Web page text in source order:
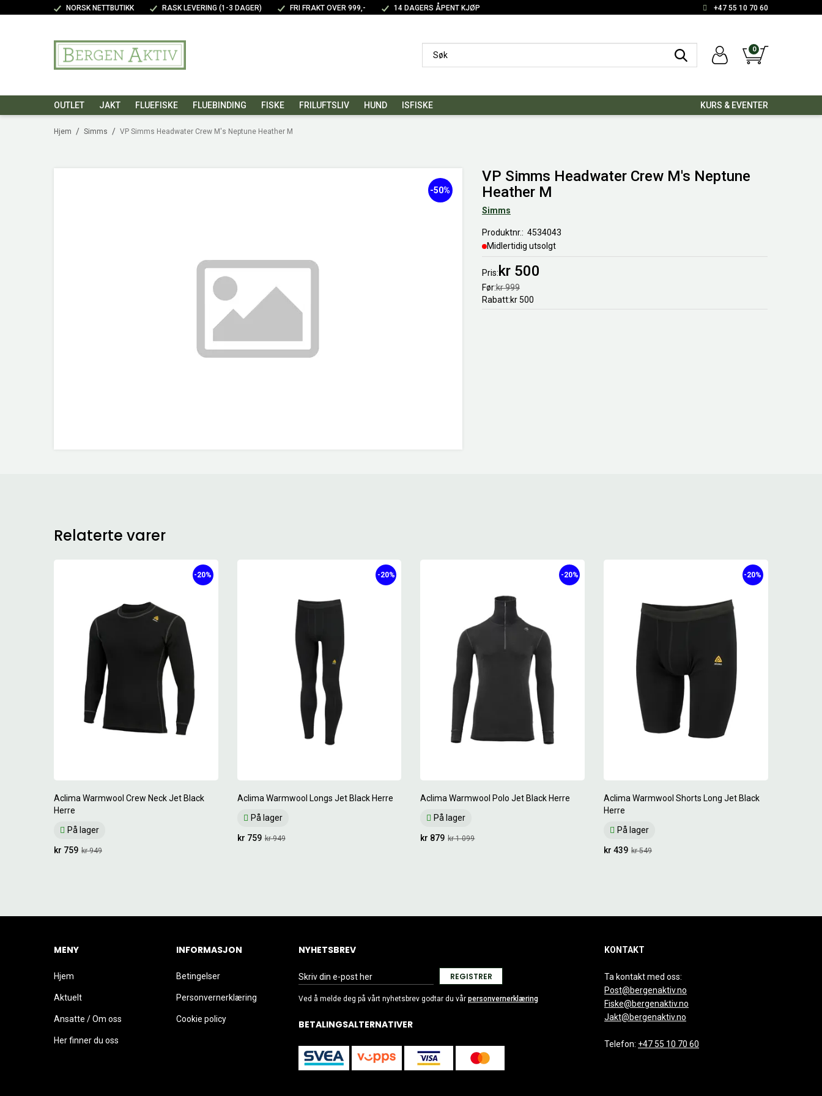
NORSK NETTBUTIKK RASK LEVERING (1-3 DAGER) FRI FRAKT OVER 999,- 14 DAGERS ÅPENT KJØP +47 55 10 70 60
0
OUTLET JAKT FLUEFISKE FLUEBINDING FISKE FRILUFTSLIV HUND ISFISKE KURS & EVENTER
/
Hjem /
Simms VP Simms Headwater Crew M's Neptune Heather M
-50%
VP Simms Headwater Crew M's Neptune
Heather M
Simms
Produktnr.
4534043
Midlertidig utsolgt
Pris kr 500
Førkr 999
Rabatt kr 500
Relaterte varer
Aclima Warmwool Crew Neck Jet Black
Herre
På lager
-20%
kr 949
kr 759
Aclima Warmwool Longs Jet Black Herre
På lager
-20%
kr 949
kr 759
Aclima Warmwool Polo Jet Black Herre
På lager
-20%
kr 1 099
kr 879
Aclima Warmwool Shorts Long Jet Black
Herre
På lager
-20%
kr 549
kr 439
MENY
Hjem
Aktuelt
Ansatte / Om oss
Her finner du oss
INFORMASJON
Betingelser
Personvernerklæring
Cookie policy
NYHETSBREV
REGISTRER
Ved å melde deg på vårt nyhetsbrev godtar du vår personvernerklæring
BETALINGSALTERNATIVER
KONTAKT
Ta kontakt med oss:
Post@bergenaktiv.no
Fiske@bergenaktiv.no
Jakt@bergenaktiv.no
Telefon: +47 55 10 70 60